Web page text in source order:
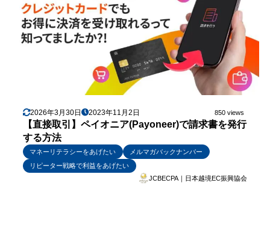
2026年3月30日 2023年11月2日 850 views
【直接取引】ペイオニア(Payoneer)で請求書を発行
する方法
マネーリテラシーをあげたい
メルマガバックナンバー
リピーター戦略で利益をあげたい
JCBECPA｜日本越境EC振興協会